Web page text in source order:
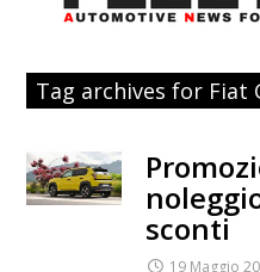
Tag archives for Fiat
sconti
19 Maggio